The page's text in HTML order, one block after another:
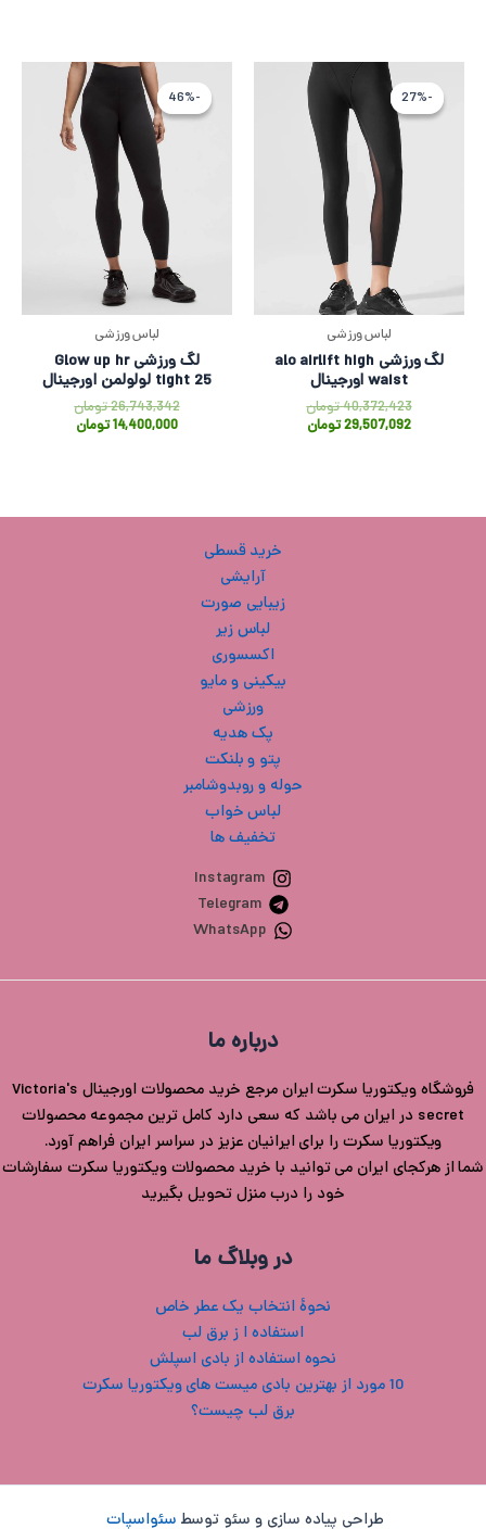
-27%-27%
لباس ورزشی
لگ ورزشی alo airlift high
waist اورجینال
40,372,423تومان
اصلی
40,372,423 تومان
29,507,092تومان
فعلی
29,507,092 تومان -46%-46%
لباس ورزشی
لگ ورزشی Glow up hr
tight 25 لولولمن اورجینال
26,743,342تومان
قیمت
اصلی
بود.
14,400,000تومان
قیمت
فعلی
است.
خرید قسطی
آرایشی
زیبایی صورت
لباس زیر
اکسسوری
بیکینی و مایو
ورزشی
پک هدیه
پتو و بلنکت
حوله و روبدوشامبر
لباس خواب
تخفیف ها
Instagram
Telegram
WhatsApp
درباره ما
فروشگاه ویکتوریا سکرت ایران مرجع خرید محصولات اورجینال Victoria's
secret در ایران می باشد که سعی دارد کامل ترین مجموعه محصولات
ویکتوریا سکرت را برای ایرانیان عزیز در سراسر ایران فراهم آورد.
شما از هرکجای ایران می توانید با خرید محصولات ویکتوریا سکرت سفارشات
خود را درب منزل تحویل بگیرید
در وبلاگ ما
نحوۀ انتخاب یک عطر خاص
استفاده ا ز برق لب
نحوه استفاده از بادی اسپلش
10 مورد از بهترین بادی میست های ویکتوریا سکرت
برق لب چیست؟
طراحی پیاده سازی و سئو توسط سئواسپات